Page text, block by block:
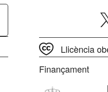
Llicència
Finançament